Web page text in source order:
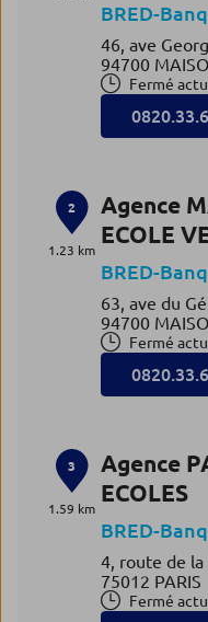
BRED-
46, ave
94700
Fermé
2
1.23 km
Agence
ECOLE
BRED-
63, ave du
94700
Fermé
3
1.59 km
Agence
ECOLES
BRED-
4, route de la
75012 PARIS
Fermé